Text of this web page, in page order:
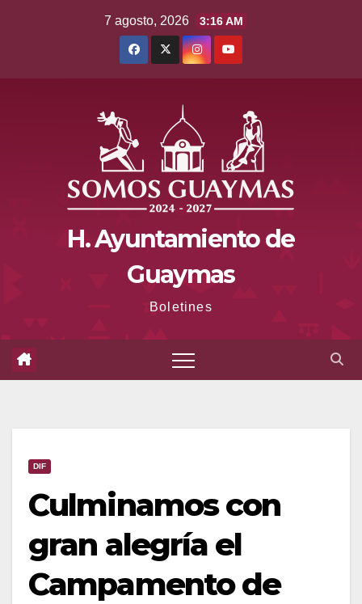
7 agosto, 2026 3:16 AM
H. Ayuntamiento de
Guaymas
Boletines
DIF
Culminamos con
gran alegría el
Campamento de